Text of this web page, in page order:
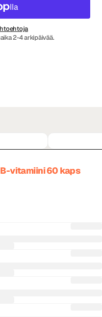
2-4 arkipäivää.
vitamiini 60 kaps